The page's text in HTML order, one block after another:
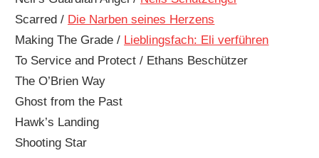
Scarred / Die Narben seines Herzens
Making The Grade / Lieblingsfach: Eli verführen
To Service and Protect / Ethans Beschützer
The O’Brien Way
Ghost from the Past
Hawk’s Landing
Shooting Star